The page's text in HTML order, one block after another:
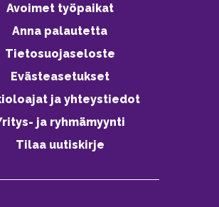
Avoimet työpaikat
Anna palautetta
Tietosuojaseloste
Evästeasetukset
ja yhteystiedot
ja ryhmämyynti
Tilaa uutiskirje